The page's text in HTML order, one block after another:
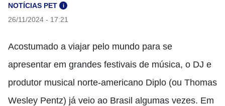
NOTÍCIAS PET i
26/11/2024 - 17:21
Acostumado a viajar pelo mundo para se
apresentar em grandes festivais de música, o DJ e
produtor musical norte-americano Diplo (ou Thomas
Wesley Pentz) já veio ao Brasil algumas vezes. Em